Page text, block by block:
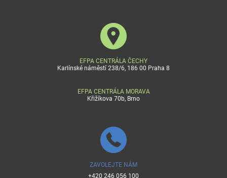
EFPA CENTRÁLA ČECHY
Karlínské náměstí 238/6, 186 00 Praha 8
EFPA CENTRÁLA MORAVA
Křižíkova 70b, Brno
ZAVOLEJTE NÁM
+420 246 056 100